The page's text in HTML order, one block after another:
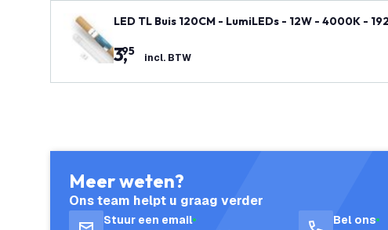
LED TL Buis 120CM - LumiLEDs - 12W - 4000K -
3,
95 incl. BTW
Meer weten?
Ons team helpt u graag verder
Stuur een email
Bel ons